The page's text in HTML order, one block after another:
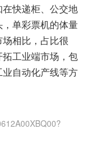
快递柜、公交地
单彩票机的体量
相比，占比很
工业端市场，包
自动化产线等方